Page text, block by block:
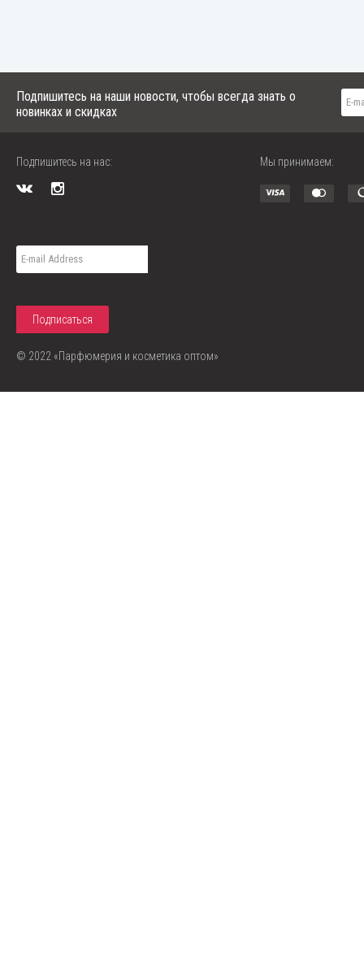
Подпишитесь на наши новости, чтобы всегда знать о
новинках и скидках
Подпишитесь на нас: Мы принимаем:
© 2022 «Парфюмерия и косметика оптом»